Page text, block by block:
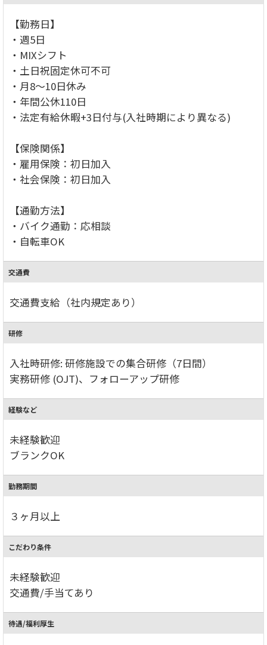
【勤務日】
・週5日
・MIXシフト
・土日祝固定休可不可
・月8～10日休み
・年間公休110日
・法定有給休暇+3日付与(入社時期により異なる)
【保険関係】
・雇用保険：初日加入
・社会保険：初日加入
【通勤方法】
・バイク通勤：応相談
・自転車OK
交通費
交通費支給（社内規定あり）
研修
入社時研修: 研修施設での集合研修（7日間）
実務研修 (OJT)、フォローアップ研修
経験など
未経験歓迎
ブランクOK
勤務期間
３ヶ月以上
こだわり条件
未経験歓迎
交通費/手当てあり
待遇/福利厚生